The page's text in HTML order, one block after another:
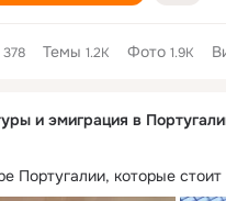
378 Темы 1.2K Фото 1.9K
и эмиграция в
Португалии, которые стоит